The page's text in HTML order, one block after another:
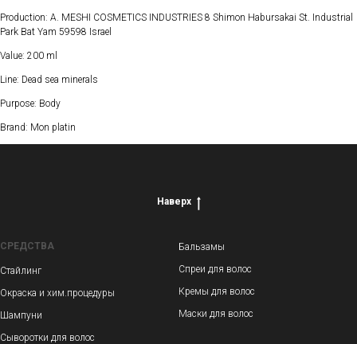
Production: A. MESHI COSMETICS INDUSTRIES 8 Shimon Habursakai St. Industrial
Park Bat Yam 59598 Israel
Value: 200 ml
Line: Dead sea minerals
Purpose: Body
Brand: Mon platin
Наверх
СРЕДСТВА
Стайлинг
Окраска и хим.процедуры
Шампуни
Сыворотки для волос
Бальзамы
Спреи для волос
Кремы для волос
Маски для волос